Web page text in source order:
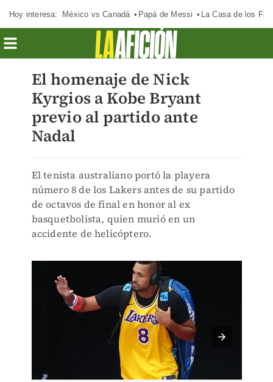
Hoy interesa: México vs Canadá Papá de Messi La Casa de los
El homenaje de Nick
Kyrgios a Kobe Bryant
previo al partido ante
Nadal
El tenista australiano portó la playera
número 8 de los Lakers antes de su partido
de octavos de final en honor al ex
basquetbolista, quien murió en un
accidente de helicóptero.